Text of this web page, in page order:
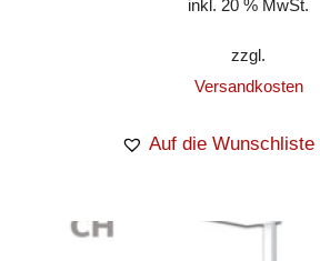
inkl. 20 % MwSt.
zzgl.
Versandkosten
Auf die Wunschliste